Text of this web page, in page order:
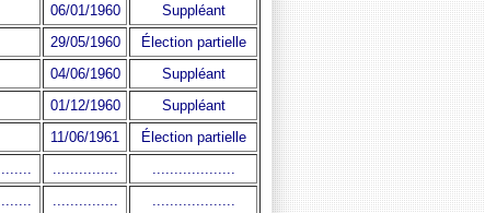
06/01/1960
Suppléant
29/05/1960
Élection partielle
04/06/1960
Suppléant
01/12/1960
Suppléant
11/06/1961
Élection partielle